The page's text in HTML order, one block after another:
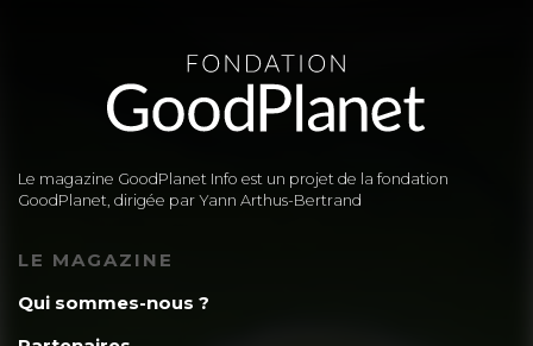
Le magazine GoodPlanet Info est un projet de la fondation
GoodPlanet, dirigée par Yann Arthus-Bertrand
LE MAGAZINE
Qui sommes-nous ?